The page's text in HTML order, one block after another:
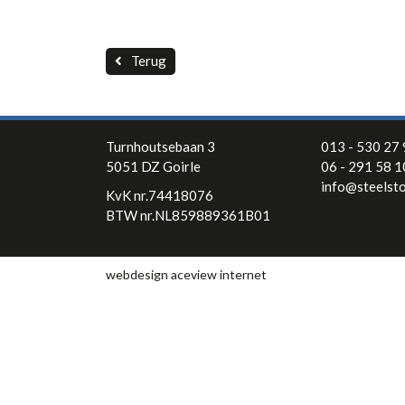
Terug
Turnhoutsebaan 3
5051 DZ Goirle
KvK nr.74418076
BTW nr.NL859889361B01
013 - 530 27
06 - 291 58
webdesign aceview internet